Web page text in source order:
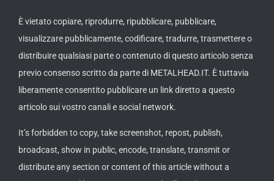
È vietato copiare, riprodurre, ripubblicare, pubblicare,
visualizzare pubblicamente, codificare, tradurre, trasmettere o
distribuire qualsiasi parte o contenuto di questo articolo senza
previo consenso scritto da parte di METALHEAD.IT. È tuttavia
liberamente consentito pubblicare un link diretto a questo
articolo sui vostro canali e social network.
It’s forbidden to copy, take screenshot, repost, publish,
broadcast, show in public, encode, translate, transmit or
distribute any section or content of this article without a